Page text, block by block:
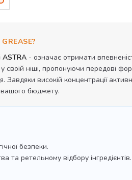
ASTRA - означає отримати
своїй ніші, пропонуючи передові
високій концентрації
вашого бюджету.
безпеки.
та ретельному відбору інгредієнтів.